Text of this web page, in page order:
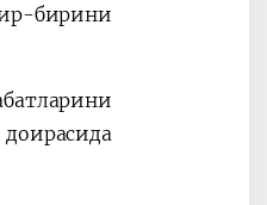
бирини